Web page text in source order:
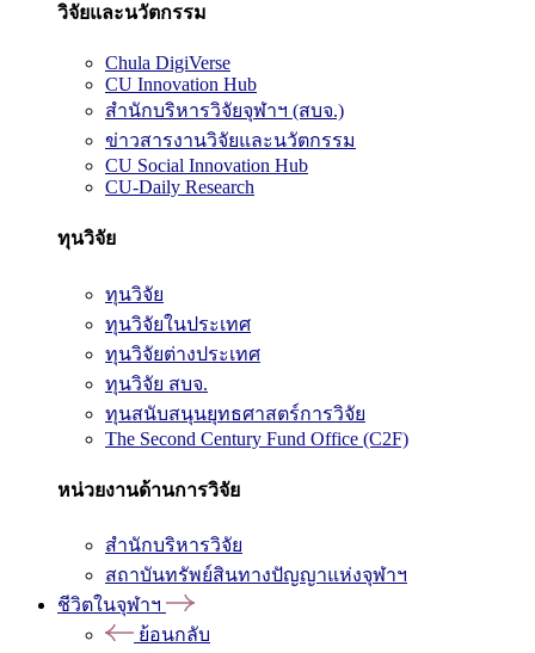
วิจัยและนวัตกรรม
Chula DigiVerse
CU Innovation Hub
สำนักบริหารวิจัยจุฬาฯ (สบจ.)
ข่าวสารงานวิจัยและนวัตกรรม
CU Social Innovation Hub
CU-Daily Research
ทุนวิจัย
ทุนวิจัย
ทุนวิจัยในประเทศ
ทุนวิจัยต่างประเทศ
ทุนวิจัย สบจ.
ทุนสนับสนุนยุทธศาสตร์การวิจัย
The Second Century Fund Office (C2F)
หน่วยงานด้านการวิจัย
สำนักบริหารวิจัย
สถาบันทรัพย์สินทางปัญญาแห่งจุฬาฯ
ชีวิตในจุฬาฯ
ย้อนกลับ